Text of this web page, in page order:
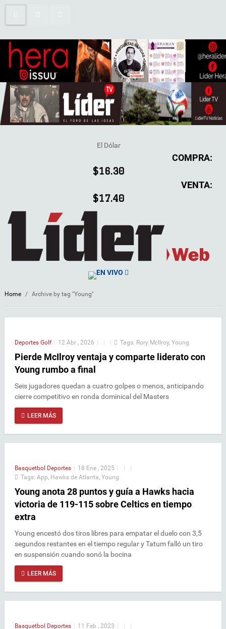
El Dólar
COMPRA:
$16.30
VENTA:
$17.40
EN VIVO
Home / Archive by tag "Young"
Deportes Golf 12 Abr , 2026 Tags: Rory McIlroy, Young
Pierde McIlroy ventaja y comparte liderato con
Young rumbo a final
Seis jugadores quedan a cuatro golpes o menos, anticipando
cierre competitivo en ronda dominical del Masters
LEER MÁS
Basquetbol Deportes 18 Ene , 2025
Tags: App, Hawks de Atlanta, Young
Young anota 28 puntos y guía a Hawks hacia
victoria de 119-115 sobre Celtics en tiempo
extra
Young encestó dos tiros libres para empatar el duelo con 3,5
segundos restantes en el tiempo regular y Tatum falló un tiro
en suspensión cuando sonó la bocina
LEER MÁS
Basquetbol Deportes 11 Feb , 2023